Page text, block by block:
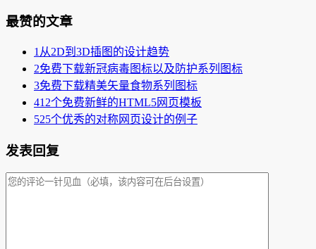
最赞的文章
1从2D到3D插图的设计趋势
2免费下载新冠病毒图标以及防护系列图标
3免费下载精美矢量食物系列图标
412个免费新鲜的HTML5网页模板
525个优秀的对称网页设计的例子
发表回复